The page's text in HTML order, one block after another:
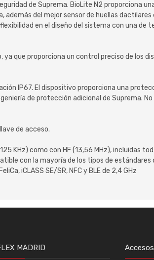
de Suprema. BioLite N2 proporciona
del mejor sensor de huellas dactilares
en el diseño del sistema con una de
ya que proporciona un control preciso de los
IP67. El dispositivo proporciona una
de protección adicional de Suprema.
de acceso.
KHz) como con HF (13,56 MHz), incluidas
con la mayoría de los tipos de estándares
iCLASS SE/SR, NFC y BLE de 2,4 GHz
MADRID Accesos